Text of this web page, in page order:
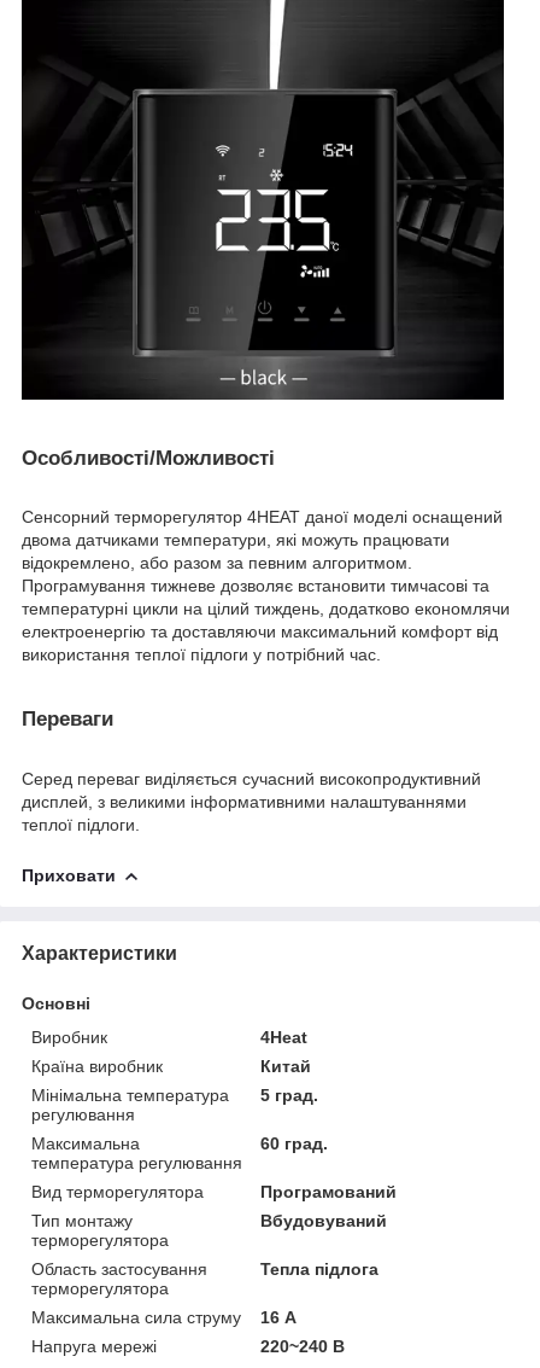
Особливості/Можливості
Сенсорний терморегулятор 4HEAT даної моделі оснащений
двома датчиками температури, які можуть працювати
відокремлено, або разом за певним алгоритмом.
Програмування тижневе дозволяє встановити тимчасові та
температурні цикли на цілий тиждень, додатково економлячи
електроенергію та доставляючи максимальний комфорт від
використання теплої підлоги у потрібний час.
Переваги
Серед переваг виділяється сучасний високопродуктивний
дисплей, з великими інформативними налаштуваннями
теплої підлоги.
Приховати
Характеристики
Основні
Виробник
4Heat
Країна виробник
Китай
Мінімальна температура
регулювання
5 град.
Максимальна
температура регулювання
60 град.
Вид терморегулятора
Програмований
Тип монтажу
терморегулятора
Вбудовуваний
Область застосування
терморегулятора
Тепла підлога
Максимальна сила струму
16 А
Напруга мережі
220~240 В